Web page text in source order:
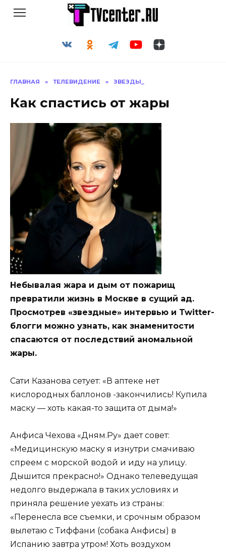
ГЛАВНАЯ » ТЕЛЕВИДЕНИЕ » ЗВЕЗДЫ_
Как спастись от жары
Небывалая жара и дым от пожарищ
превратили жизнь в Москве в сущий ад.
Просмотрев «звездные» интервью и Twitter-
блогги можно узнать, как знаменитости
спасаются от последствий аномальной
жары.
Сати Казанова сетует: «В аптеке нет
кислородных баллонов -закончились! Купила
маску — хоть какая-то защита от дыма!»
Анфиса Чехова «Дням.Ру» дает совет:
«Медицинскую маску я изнутри смачиваю
спреем с морской водой и иду на улицу.
Дышится прекрасно!» Однако телеведущая
недолго выдержала в таких условиях и
приняла решение уехать из страны:
«Перенесла все съемки, и срочным образом
вылетаю с Тиффани (собака Анфисы) в
Испанию завтра утром! Хоть воздухом